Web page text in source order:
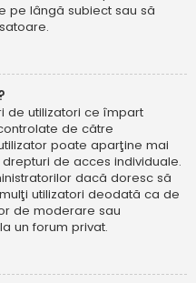
pe lângă subiect sau să
de utilizatori ce împart
de către
poate aparţine mai
de acces individuale.
dacă doresc să
utilizatori deodată ca de
de moderare sau
un forum privat.